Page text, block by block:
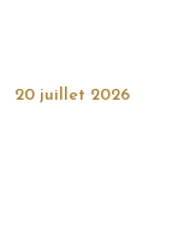
20 juillet 2026